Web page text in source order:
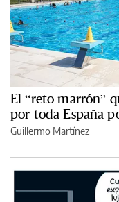
El “reto marrón”
por toda España
Guillermo Martínez